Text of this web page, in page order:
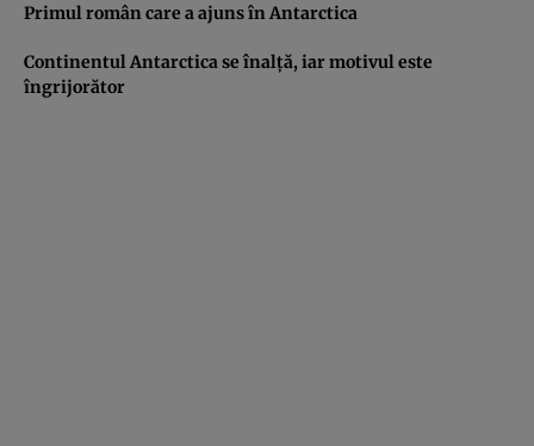
Primul român care a ajuns în Antarctica
Continentul Antarctica se înalţă, iar motivul este
îngrijorător